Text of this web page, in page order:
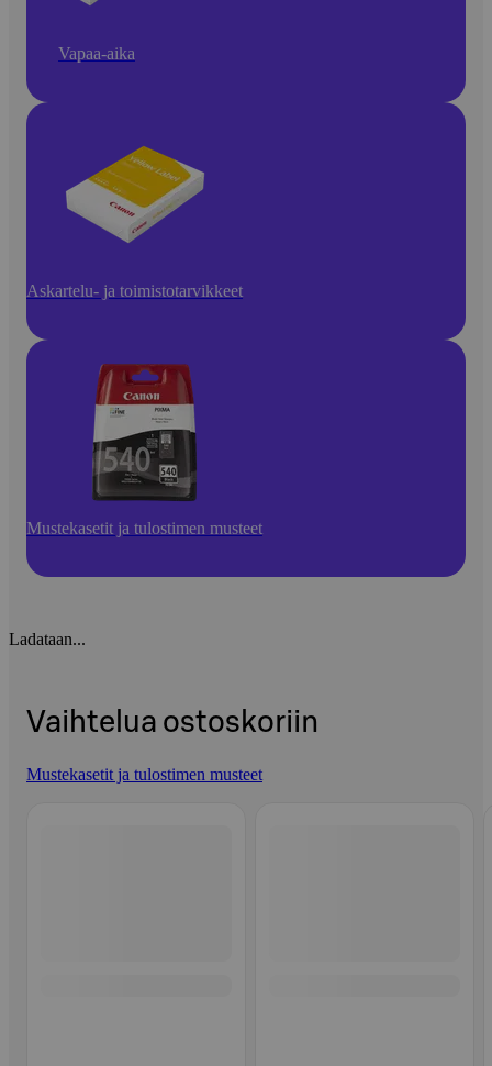
Vapaa-aika
Askartelu- ja toimistotarvikkeet
Mustekasetit ja tulostimen musteet
Ladataan...
Vaihtelua ostoskoriin
Mustekasetit ja tulostimen musteet